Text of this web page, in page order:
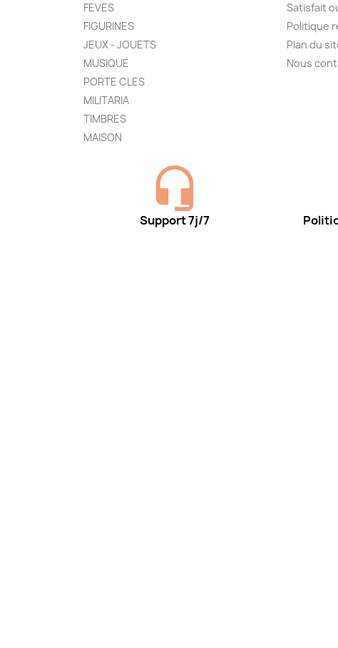
FEVES
FIGURINES
JEUX - JOUETS
MUSIQUE
PORTE CLES
MILITARIA
TIMBRES
MAISON
Satisfait
Politique
Plan du
Nous
Support 7j/7